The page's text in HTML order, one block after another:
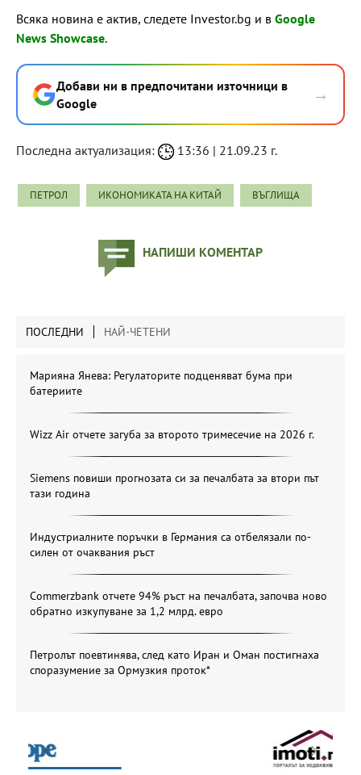
Всяка новина е актив, следете Investor.bg и в Google
News Showcase.
Добави ни в предпочитани източници в
Google
→
Последна актуализация: 13:36 | 21.09.23 г.
ПЕТРОЛ ИКОНОМИКАТА НА КИТАЙ ВЪГЛИЩА
НАПИШИ КОМЕНТАР
ПОСЛЕДНИ НАЙ-ЧЕТЕНИ
Марияна Янева: Регулаторите подценяват бума при
батериите
Wizz Air отчете загуба за второто тримесечие на 2026 г.
Siemens повиши прогнозата си за печалбата за втори път
тази година
Индустриалните поръчки в Германия са отбелязали по-
силен от очаквания ръст
Commerzbank отчете 94% ръст на печалбата, започва ново
обратно изкупуване за 1,2 млрд. евро
Петролът поевтинява, след като Иран и Оман постигнаха
споразумение за Ормузкия проток*